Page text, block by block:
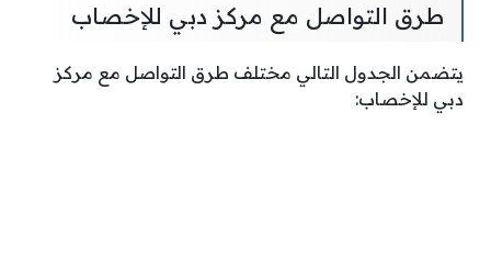
طرق التواصل مع مركز دبي للإخصاب
يتضمن الجدول التالي مختلف طرق التواصل مع مركز
دبي للإخصاب: